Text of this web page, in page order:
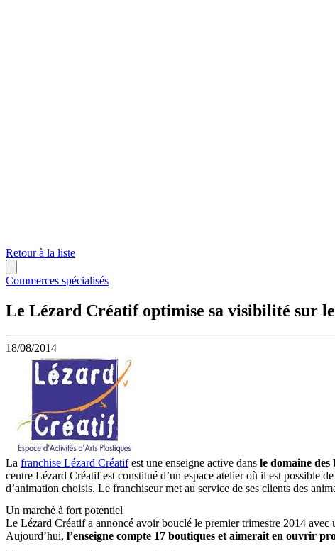
Retour à la liste
Commerces spécialisés
Le Lézard Créatif optimise sa visibilité sur
18/08/2014
La franchise Lézard Créatifest une enseigne active dans le domaine des
centre Lézard Créatif est constitué d’un espace atelier où il est possible
d’animation choisis. Le franchiseur met au service de ses clients des
Un marché à fort potentiel
Le Lézard Créatif a annoncé avoir bouclé le premier trimestre 2014
Aujourd’hui, l’enseigne compte 17 boutiques et aimerait en ouvrir